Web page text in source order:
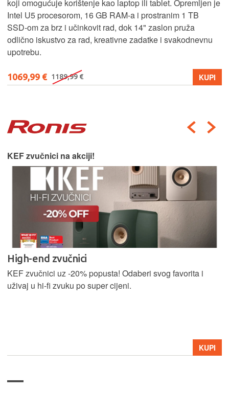
koji omogućuje korištenje kao laptop ili tablet. Opremljen je
Intel U5 procesorom, 16 GB RAM-a i prostranim 1 TB
SSD‑om za brz i učinkovit rad, dok 14" zaslon pruža
odlično iskustvo za rad, kreativne zadatke i svakodnevnu
upotrebu.
1069,99 € 1189,99 € KUPI
KEF zvučnici na akciji!
High-end zvučnici
KEF zvučnici uz -20% popusta! Odaberi svog favorita i
uživaj u hi-fi zvuku po super cijeni.
KUPI